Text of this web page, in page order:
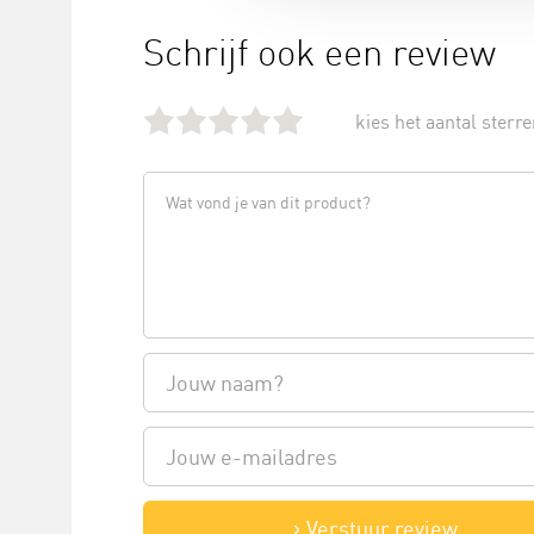
Schrijf ook een review
kies het aantal
Verstuur review